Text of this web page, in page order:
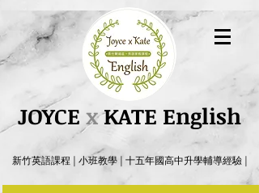
JOYCE xKATE English
新竹英語課程 | 小班教學| 十五年國高中升學輔導經驗|